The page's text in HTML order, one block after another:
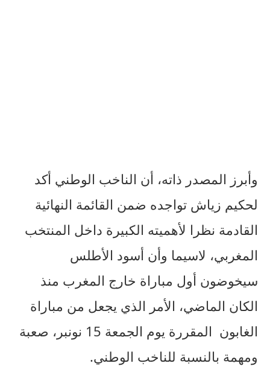
وأبرز المصدر ذاته، أن الناخب الوطني أكد
لحكيم زياش تواجده ضمن القائمة النهائية
القادمة نظرا لأهميته الكبيرة داخل المنتخب
المغربي، لاسيما وأن أسود الأطلس
سيخوضون أول مباراة خارج المغرب منذ
الكان الماضي، الأمر الذي يجعل من مباراة
الغابون المقررة يوم الجمعة 15 نونبر، صعبة
ومهمة بالنسبة للناخب الوطني.